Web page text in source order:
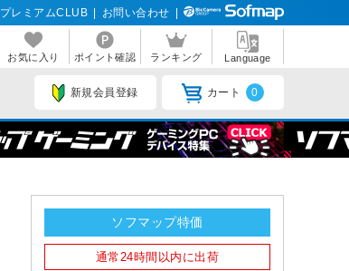
プレミアムCLUB お問い合わせ
お気に入り ポイント確認 ランキング Language
新規会員登録 カート 0
ソフマップ特価
通常24時間以内に出荷